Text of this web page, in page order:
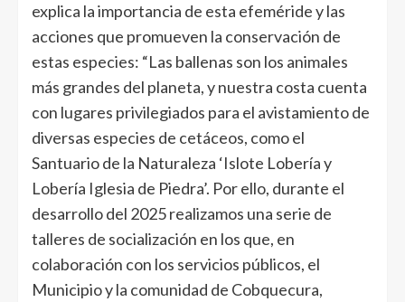
explica la importancia de esta efeméride y las
acciones que promueven la conservación de
estas especies: “Las ballenas son los animales
más grandes del planeta, y nuestra costa cuenta
con lugares privilegiados para el avistamiento de
diversas especies de cetáceos, como el
Santuario de la Naturaleza ‘Islote Lobería y
Lobería Iglesia de Piedra’. Por ello, durante el
desarrollo del 2025 realizamos una serie de
talleres de socialización en los que, en
colaboración con los servicios públicos, el
Municipio y la comunidad de Cobquecura,